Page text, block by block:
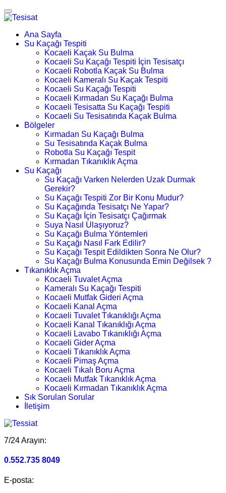
Ana Sayfa
Su Kaçağı Tespiti
Kocaeli Kaçak Su Bulma
Kocaeli Su Kaçağı Tespiti İçin Tesisatçı
Kocaeli Robotla Kaçak Su Bulma
Kocaeli Kameralı Su Kaçak Tespiti
Kocaeli Su Kaçağı Tespiti
Kocaeli Kırmadan Su Kaçağı Bulma
Kocaeli Tesisatta Su Kaçağı Tespiti
Kocaeli Su Tesisatında Kaçak Bulma
Bölgeler
Kırmadan Su Kaçağı Bulma
Su Tesisatında Kaçak Bulma
Robotla Su Kaçağı Tespit
Kırmadan Tıkanıklık Açma
Su Kaçağı
Su Kaçağı Varken Nelerden Uzak Durmak
Gerekir?
Su Kaçağı Tespiti Zor Bir Konu Mudur?
Su Kaçağında Tesisatçı Ne Yapar?
Su Kaçağı İçin Tesisatçı Çağırmak
Suya Nasıl Ulaşıyoruz?
Su Kaçağı Bulma Yöntemleri
Su Kaçağı Nasıl Fark Edilir?
Su Kaçağı Tespit Edildikten Sonra Ne Olur?
Su Kaçağı Bulma Konusunda Emin Değilsek ?
Tıkanıklık Açma
Kocaeli Tuvalet Açma
Kameralı Su Kaçağı Tespiti
Kocaeli Mutfak Gideri Açma
Kocaeli Kanal Açma
Kocaeli Tuvalet Tıkanıklığı Açma
Kocaeli Kanal Tıkanıklığı Açma
Kocaeli Lavabo Tıkanıklığı Açma
Kocaeli Gider Açma
Kocaeli Tıkanıklık Açma
Kocaeli Pimaş Açma
Kocaeli Tıkalı Boru Açma
Kocaeli Mutfak Tıkanıklık Açma
Kocaeli Kırmadan Tıkanıklık Açma
Sık Sorulan Sorular
İletişim
7/24 Arayın:
0.552.735 8049
E-posta: